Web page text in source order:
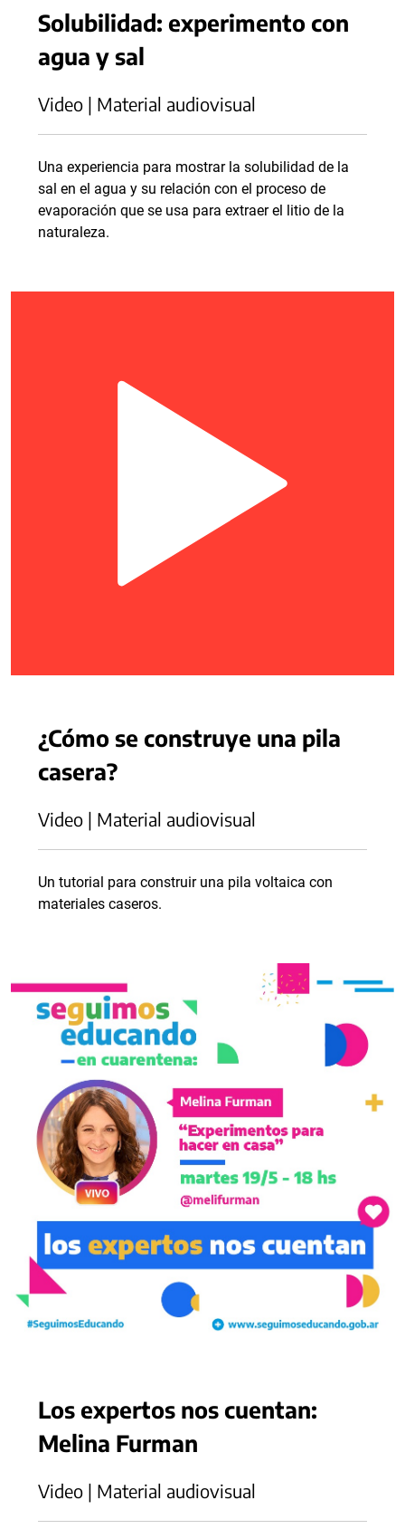
Solubilidad: experimento con
agua y sal
Video | Material audiovisual
Una experiencia para mostrar la solubilidad de la
sal en el agua y su relación con el proceso de
evaporación que se usa para extraer el litio de la
naturaleza.
¿Cómo se construye una pila
casera?
Video | Material audiovisual
Un tutorial para construir una pila voltaica con
materiales caseros.
Los expertos nos cuentan:
Melina Furman
Video | Material audiovisual